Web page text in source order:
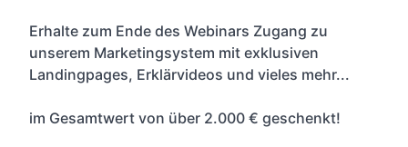
Erhalte zum Ende des Webinars Zugang zu
unserem Marketingsystem mit exklusiven
Landingpages, Erklärvideos und vieles mehr...
im Gesamtwert von über 2.000 € geschenkt!